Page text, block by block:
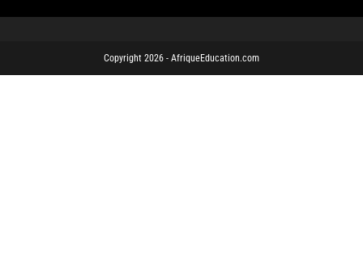
Copyright 2026 - AfriqueEducation.com